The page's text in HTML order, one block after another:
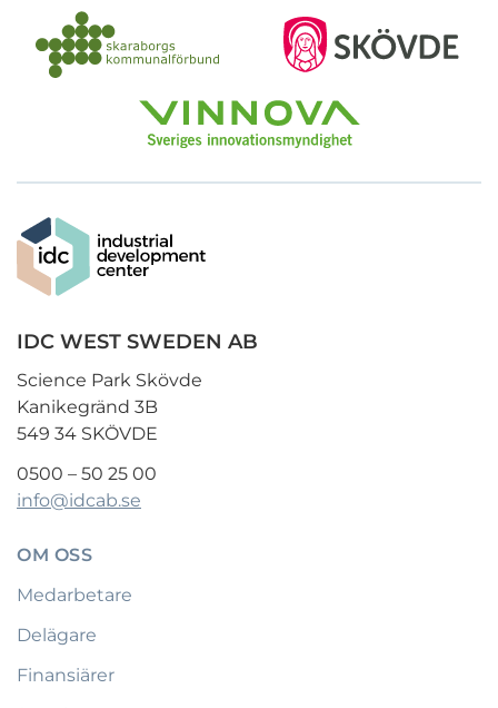
IDC WEST SWEDEN AB
Science Park Skövde
Kanikegränd 3B
549 34 SKÖVDE
0500 – 50 25 00
info@idcab.se
OM OSS
Medarbetare
Delägare
Finansiärer